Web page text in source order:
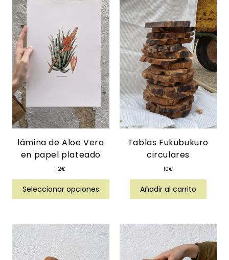
lámina de Aloe Vera
en papel plateado
12€
Seleccionar opciones
Tablas Fukubukuro
circulares
10€
Añadir al carrito